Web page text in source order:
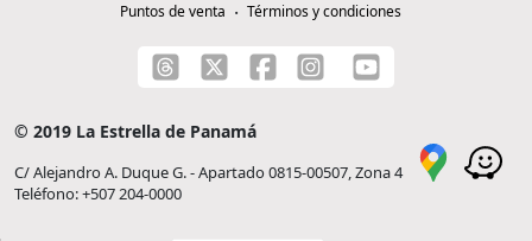
Puntos de venta
Términos y condiciones
© 2019 La Estrella de Panamá
C/ Alejandro A. Duque G. - Apartado 0815-00507, Zona 4
Teléfono: +507 204-0000